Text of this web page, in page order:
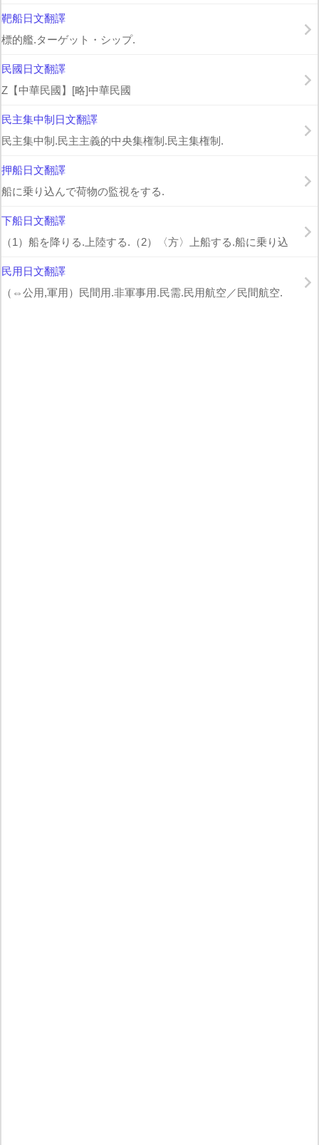
靶船日文翻譯
標的艦.ターゲット・シップ.
民國日文翻譯
Z【中華民國】[略]中華民國
民主集中制日文翻譯
民主集中制.民主主義的中央集権制.民主集権制.
押船日文翻譯
船に乗り込んで荷物の監視をする.
下船日文翻譯
（1）船を降りる.上陸する.（2）〈方〉上船する.船に乗り込
民用日文翻譯
（⇔公用,軍用）民間用.非軍事用.民需.民用航空／民間航空.